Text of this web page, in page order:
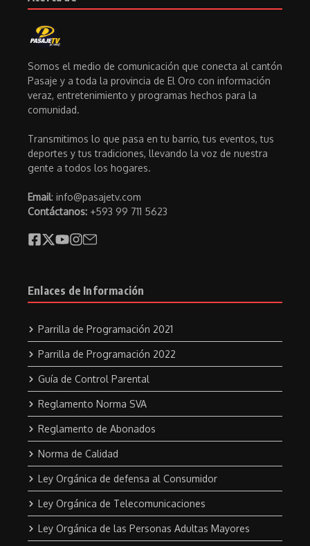
Somos el medio de comunicación que conecta al cantón
Pasaje y a toda la provincia de El Oro con información
veraz, entretenimiento y programas hechos para la
comunidad.
Transmitimos lo que pasa en tu barrio, tus eventos, tus
deportes y tus tradiciones, llevando la voz de nuestra
gente a todos los hogares.
Email: info@pasajetv.com
Contáctanos: +593 99 711 5623
Enlaces de Información
Parrilla de Programación 2021
Parrilla de Programación 2022
Guía de Control Parental
Reglamento Norma SVA
Reglamento de Abonados
Norma de Calidad
Ley Orgánica de defensa al Consumidor
Ley Orgánica de Telecomunicaciones
Ley Orgánica de las Personas Adultas Mayores